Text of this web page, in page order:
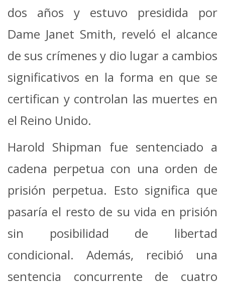
dos años y estuvo presidida por
Dame Janet Smith, reveló el alcance
de sus crímenes y dio lugar a cambios
significativos en la forma en que se
certifican y controlan las muertes en
el Reino Unido.
Harold Shipman fue sentenciado a
cadena perpetua con una orden de
prisión perpetua. Esto significa que
pasaría el resto de su vida en prisión
sin posibilidad de libertad
condicional. Además, recibió una
sentencia concurrente de cuatro